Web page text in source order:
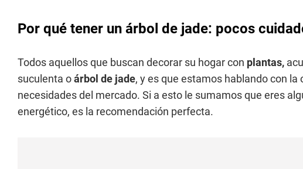
Por qué tener un árbol de jade: pocos
Todos aquellos que buscan decorar su hogar con plantas,
suculenta oárbol de jade, y es que estamos hablando con
necesidades del mercado. Si a esto le sumamos que eres
energético, es la recomendación perfecta.